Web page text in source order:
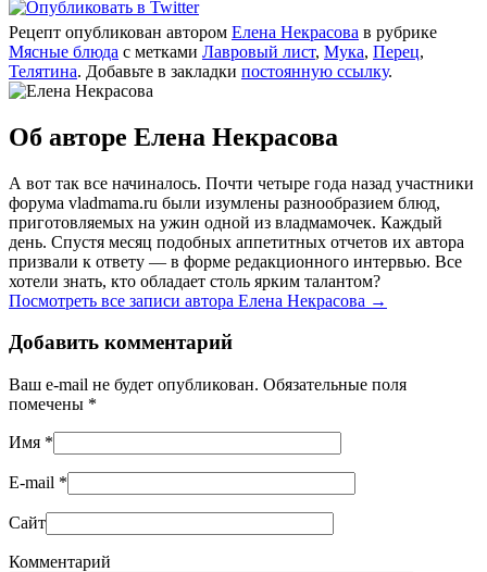
Рецепт опубликован автором Елена Некрасова в рубрике
Мясные блюда с метками Лавровый лист, Мука, Перец,
Телятина. Добавьте в закладки постоянную ссылку.
Об авторе Елена Некрасова
А вот так все начиналось. Почти четыре года назад участники
форума vladmama.ru были изумлены разнообразием блюд,
приготовляемых на ужин одной из владмамочек. Каждый
день. Спустя месяц подобных аппетитных отчетов их автора
призвали к ответу — в форме редакционного интервью. Все
хотели знать, кто обладает столь ярким талантом?
Посмотреть все записи автора Елена Некрасова →
Добавить комментарий
Ваш e-mail не будет опубликован. Обязательные поля
помечены *
Имя *
E-mail *
Сайт
Комментарий